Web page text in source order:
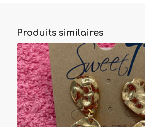
Produits similaires